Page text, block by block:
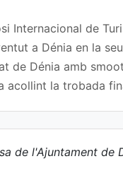
Internacional de
a Dénia en la
de Dénia amb
la trobada
de l'Ajuntament de